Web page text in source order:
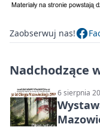
Zaobserwuj nas!
Nadchodzące
6 sierpnia